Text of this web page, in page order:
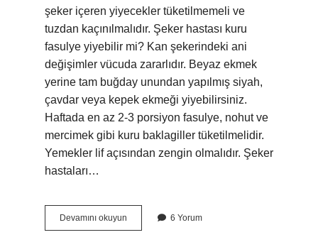
şeker içeren yiyecekler tüketilmemeli ve
tuzdan kaçınılmalıdır. Şeker hastası kuru
fasulye yiyebilir mi? Kan şekerindeki ani
değişimler vücuda zararlıdır. Beyaz ekmek
yerine tam buğday unundan yapılmış siyah,
çavdar veya kepek ekmeği yiyebilirsiniz.
Haftada en az 2-3 porsiyon fasulye, nohut ve
mercimek gibi kuru baklagiller tüketilmelidir.
Yemekler lif açısından zengin olmalıdır. Şeker
hastaları…
Devamını okuyun
Hastaları
6 Yorum